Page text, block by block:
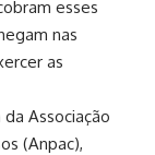
esses
nas
as
Associação
(Anpac),